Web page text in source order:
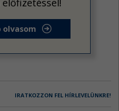
olvasom
IRATKOZZON FEL HÍRLEVELÜNKRE!